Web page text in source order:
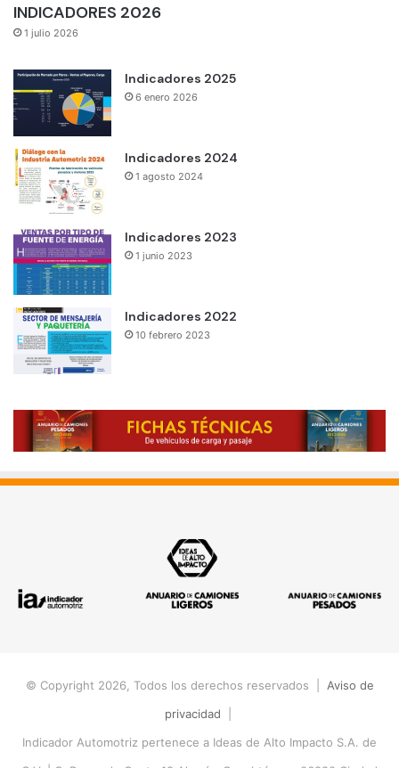
INDICADORES 2026
1 julio 2026
Indicadores 2025
6 enero 2026
Indicadores 2024
1 agosto 2024
Indicadores 2023
1 junio 2023
Indicadores 2022
10 febrero 2023
© Copyright 2026, Todos los derechos reservados | Aviso de
privacidad
Indicador Automotriz pertenece a Ideas de Alto Impacto S.A. de